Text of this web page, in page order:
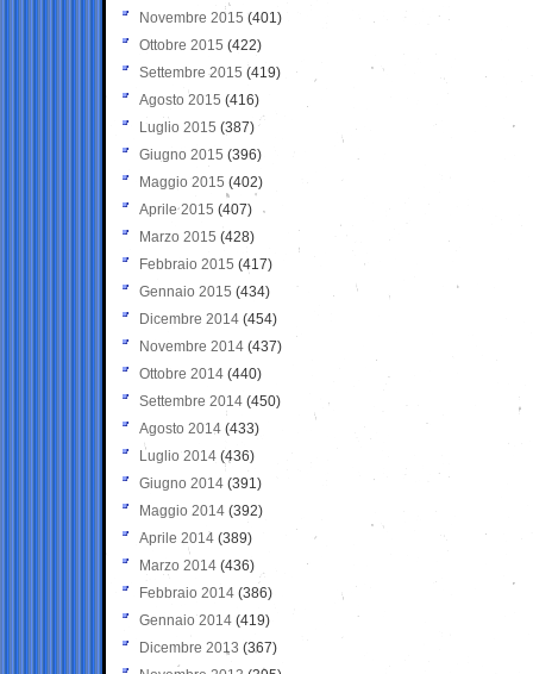
Novembre 2015 (401)
Ottobre 2015 (422)
Settembre 2015 (419)
Agosto 2015 (416)
Luglio 2015 (387)
Giugno 2015 (396)
Maggio 2015 (402)
Aprile 2015 (407)
Marzo 2015 (428)
Febbraio 2015 (417)
Gennaio 2015 (434)
Dicembre 2014 (454)
Novembre 2014 (437)
Ottobre 2014 (440)
Settembre 2014 (450)
Agosto 2014 (433)
Luglio 2014 (436)
Giugno 2014 (391)
Maggio 2014 (392)
Aprile 2014 (389)
Marzo 2014 (436)
Febbraio 2014 (386)
Gennaio 2014 (419)
Dicembre 2013 (367)